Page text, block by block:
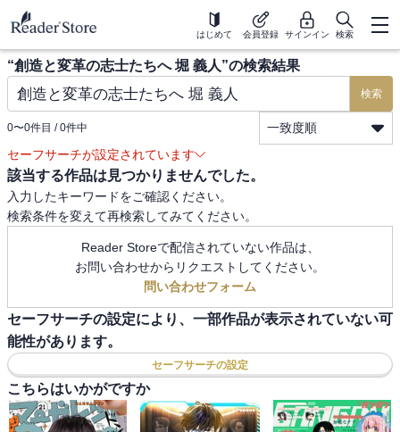
はじめて 会員登録 サインイン 検索
“創造と変革の志士たちへ 堀 義人”の検索結果
検索
0〜0件目 / 0件中
一致度順
セーフサーチが設定されています
該当する作品は見つかりませんでした。
入力したキーワードをご確認ください。
検索条件を変えて再検索してみてください。
Reader Storeで配信されていない作品は、
お問い合わせからリクエストしてください。
問い合わせフォーム
セーフサーチの設定により、一部作品が表示されていない可
能性があります。
セーフサーチの設定
こちらはいかがですか